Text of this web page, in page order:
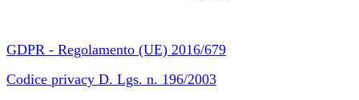
GDPR - Regolamento (UE) 2016/679
Codice privacy D. Lgs. n. 196/2003